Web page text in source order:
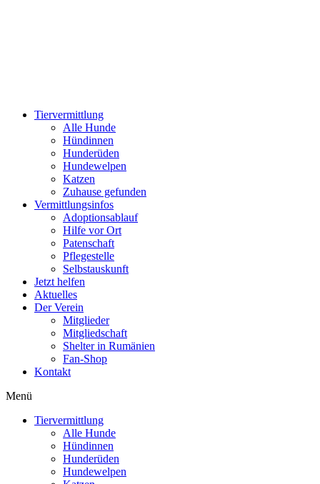
Tiervermittlung
Alle Hunde
Hündinnen
Hunderüden
Hundewelpen
Katzen
Zuhause gefunden
Vermittlungsinfos
Adoptionsablauf
Hilfe vor Ort
Patenschaft
Pflegestelle
Selbstauskunft
Jetzt helfen
Aktuelles
Der Verein
Mitglieder
Mitgliedschaft
Shelter in Rumänien
Fan-Shop
Kontakt
Menü
Tiervermittlung
Alle Hunde
Hündinnen
Hunderüden
Hundewelpen